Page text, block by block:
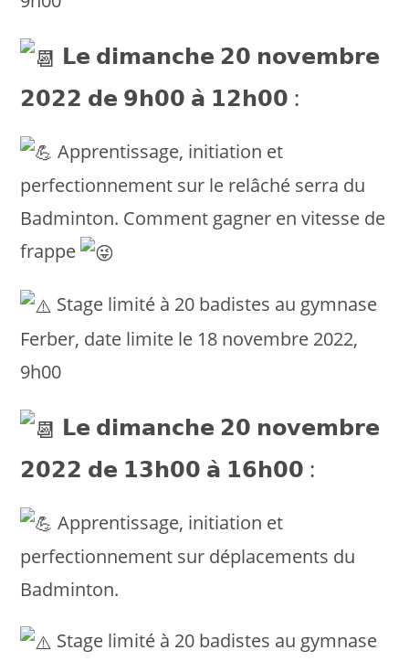
𝗟𝗲 𝗱𝗶𝗺𝗮𝗻𝗰𝗵𝗲 𝟮𝟬 𝗻𝗼𝘃𝗲𝗺𝗯𝗿𝗲
𝟮𝟬𝟮𝟮 𝗱𝗲 𝟵𝗵𝟬𝟬 𝗮̀ 𝟭𝟮𝗵𝟬𝟬 :
Apprentissage, initiation et
perfectionnement sur le relâché serra du
Badminton. Comment gagner en vitesse de
frappe
Stage limité à 20 badistes au gymnase
Ferber, date limite le 18 novembre 2022,
9h00
𝗟𝗲 𝗱𝗶𝗺𝗮𝗻𝗰𝗵𝗲 𝟮𝟬 𝗻𝗼𝘃𝗲𝗺𝗯𝗿𝗲
𝟮𝟬𝟮𝟮 𝗱𝗲 𝟭𝟯𝗵𝟬𝟬 𝗮̀ 𝟭𝟲𝗵𝟬𝟬 :
Apprentissage, initiation et
perfectionnement sur déplacements du
Badminton.
Stage limité à 20 badistes au gymnase